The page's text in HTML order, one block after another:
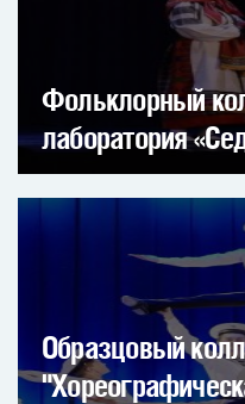
Фольклорный
лаборатория
Образцовый